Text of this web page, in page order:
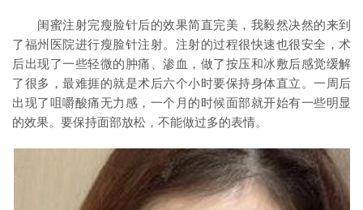
闺蜜注射完瘦脸针后的效果简直完美，我毅然决然的来到
了福州医院进行瘦脸针注射。注射的过程很快速也很安全，术
后出现了一些轻微的肿痛、渗血，做了按压和冰敷后感觉缓解
了很多，最难捱的就是术后六个小时要保持身体直立。一周后
出现了咀嚼酸痛无力感，一个月的时候面部就开始有一些明显
的效果。要保持面部放松，不能做过多的表情。